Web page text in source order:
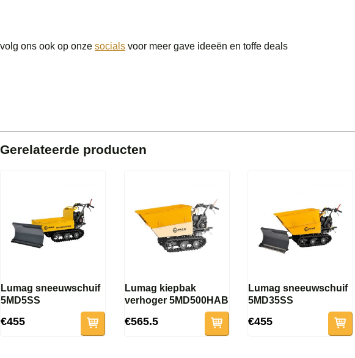
volg ons ook op onze socials voor meer gave ideeën en toffe deals
Gerelateerde producten
Lumag sneeuwschuif
5MD5SS
€455
Lumag kiepbak
verhoger 5MD500HAB
€565.5
Lumag sneeuwschuif
5MD35SS
€455